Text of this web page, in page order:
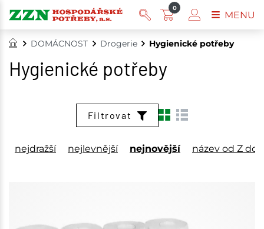
DOMÁCNOST Drogerie Hygienické potřeby
Hygienické potřeby
Filtrovat
nejdražší nejlevnější nejnovější název od Z do
0
MENU